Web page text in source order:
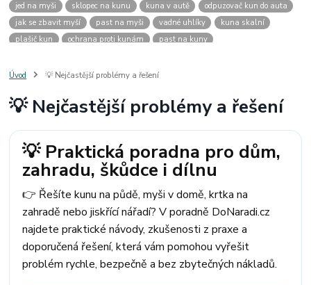
jed na myši
sklopec na kunu kuna v autě
odpuzovač kun do auta
jak se zbavit myší
past na myši vadné uhlíky
kuna skalní
plašič kun
ochrana proti kunám
past na kuny
past na kunu
myši v domě odpuzovač myší
štěnice
štěnice v hotelu jak se zbavit kuny
kuna ve střeše
mravenci a mšice
uhlíky do nářadí
uhlíky do nařadí
uhlíky do vysavače
uhlíky do pračky uhlíky do
uhlíky parkside
uhlíky ferm uhlíky makita
uhlíkové kartáče
kde sehnat uhlíky
kde koupit uhlíky
Úvod 💡 Nejčastější problémy a řešení
💡 Nejčastější problémy a řešení
💡 Praktická poradna pro dům,
zahradu, škůdce i dílnu
👉 Řešíte kunu na půdě, myši v domě, krtka na
zahradě nebo jiskřící nářadí? V poradně DoNaradi.cz
najdete praktické návody, zkušenosti z praxe a
doporučená řešení, která vám pomohou vyřešit
problém rychle, bezpečně a bez zbytečných nákladů.